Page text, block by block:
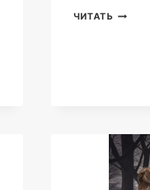
ЧИТАТЬ